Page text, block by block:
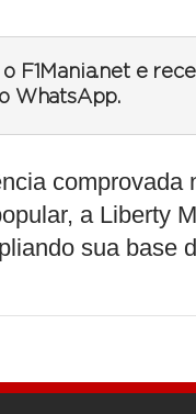
o F1Mania.net e
WhatsApp.
comprovada
a Liberty
sua base